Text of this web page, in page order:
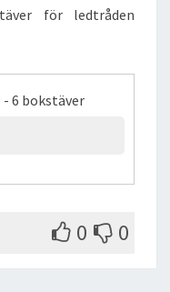
för ledtråden
- 6 bokstäver
0 0